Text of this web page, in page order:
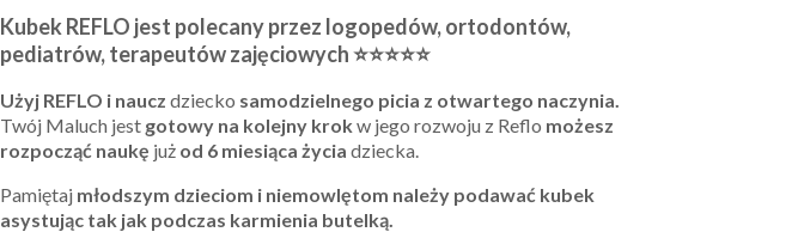
Kubek REFLO jest polecany przez logopedów, ortodontów,
pediatrów, terapeutów zajęciowych ⭐⭐⭐⭐⭐
Użyj REFLO i naucz dziecko samodzielnego picia z otwartego naczynia.
Twój Maluch jest gotowy na kolejny krok w jego rozwoju z Reflo możesz
rozpocząć naukę już od 6 miesiąca życia dziecka.
Pamiętaj młodszym dzieciom i niemowlętom należy podawać kubek
asystując tak jak podczas karmienia butelką.